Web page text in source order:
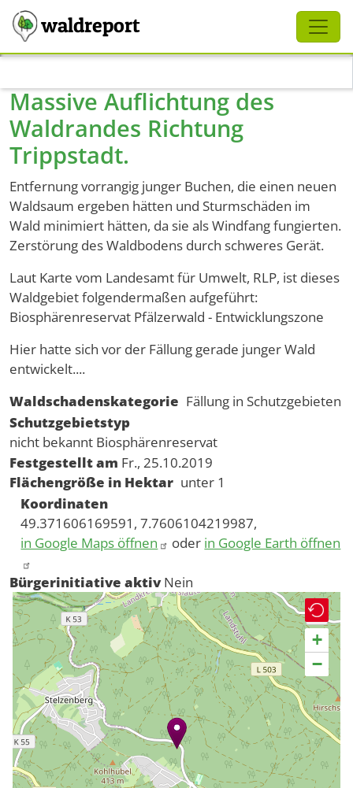
waldreport
Massive Auflichtung des
Waldrandes Richtung
Trippstadt.
Entfernung vorrangig junger Buchen, die einen neuen
Waldsaum ergeben hätten und Sturmschäden im
Wald minimiert hätten, da sie als Windfang fungierten.
Zerstörung des Waldbodens durch schweres Gerät.
Laut Karte vom Landesamt für Umwelt, RLP, ist dieses
Waldgebiet folgendermaßen aufgeführt:
Biosphärenreservat Pfälzerwald - Entwicklungszone
Hier hatte sich vor der Fällung gerade junger Wald
entwickelt....
Waldschadenskategorie Fällung in Schutzgebieten
Schutzgebietstyp
nicht bekannt Biosphärenreservat
Festgestellt am Fr., 25.10.2019
Flächengröße in Hektar unter 1
Koordinaten
49.371606169591, 7.7606104219987,
in Google Maps öffnen
oder in Google Earth öffnen
Bürgerinitiative aktiv Nein
+
−
Schliessen